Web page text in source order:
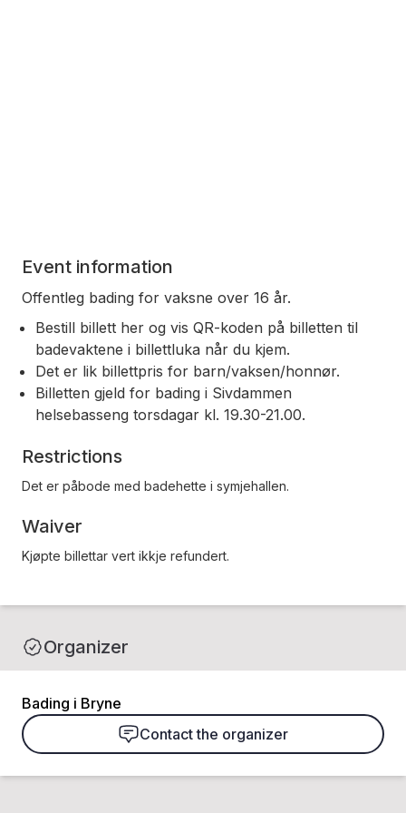
Event information
Offentleg bading for vaksne over 16 år.
Bestill billett her og vis QR-koden på billetten til
badevaktene i billettluka når du kjem.
Det er lik billettpris for barn/vaksen/honnør.
Billetten gjeld for bading i Sivdammen
helsebasseng torsdagar kl. 19.30-21.00.
Restrictions
Det er påbode med badehette i symjehallen.
Waiver
Kjøpte billettar vert ikkje refundert.
Organizer
Bading i Bryne
Contact the organizer